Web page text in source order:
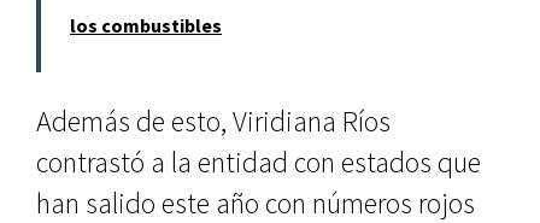
los combustibles
Además de esto, Viridiana Ríos
contrastó a la entidad con estados que
han salido este año con números rojos